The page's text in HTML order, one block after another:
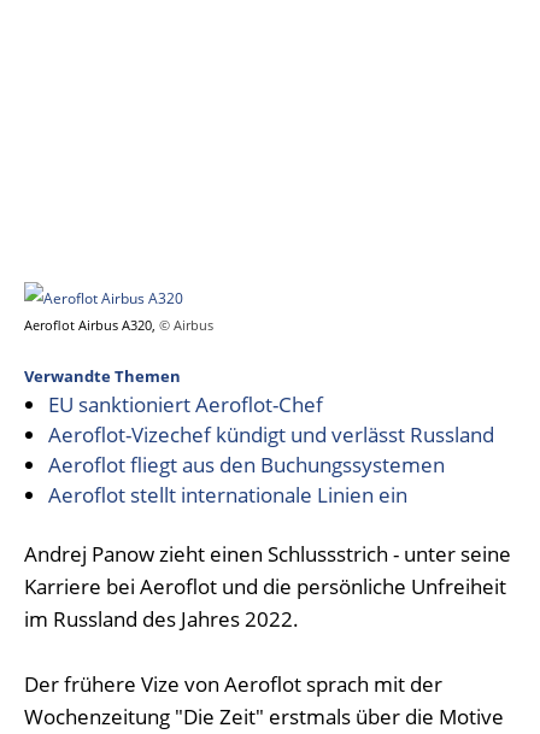
Aeroflot Airbus A320, © Airbus
Verwandte Themen
EU sanktioniert Aeroflot-Chef
Aeroflot-Vizechef kündigt und verlässt Russland
Aeroflot fliegt aus den Buchungssystemen
Aeroflot stellt internationale Linien ein
Andrej Panow zieht einen Schlussstrich - unter seine
Karriere bei Aeroflot und die persönliche Unfreiheit
im Russland des Jahres 2022.
Der frühere Vize von Aeroflot sprach mit der
Wochenzeitung "Die Zeit" erstmals über die Motive